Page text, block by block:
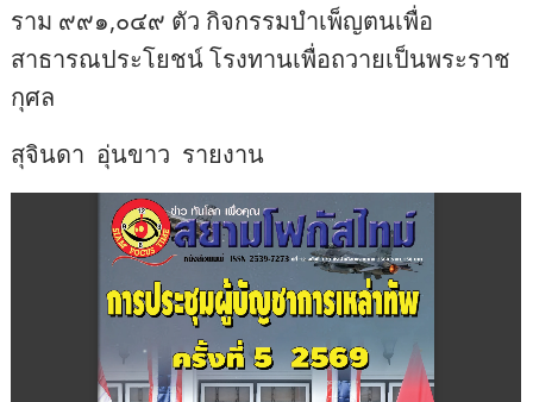
ราม ๙๙๑,๐๔๙ ตัว กิจกรรมบำเพ็ญตนเพื่อ
สาธารณประโยชน์ โรงทานเพื่อถวายเป็นพระราช
กุศล
สุจินดา อุ่นขาว รายงาน